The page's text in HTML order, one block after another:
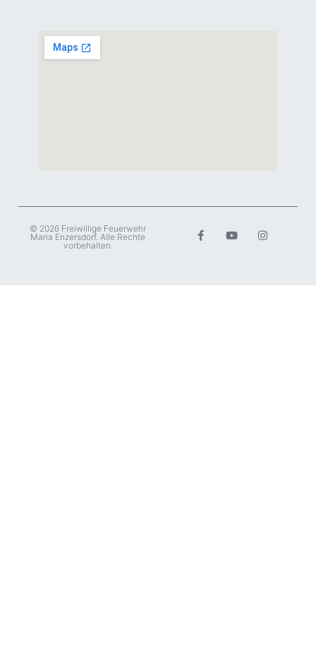
© 2026 Freiwillige Feuerwehr
Maria Enzersdorf. Alle Rechte
vorbehalten.